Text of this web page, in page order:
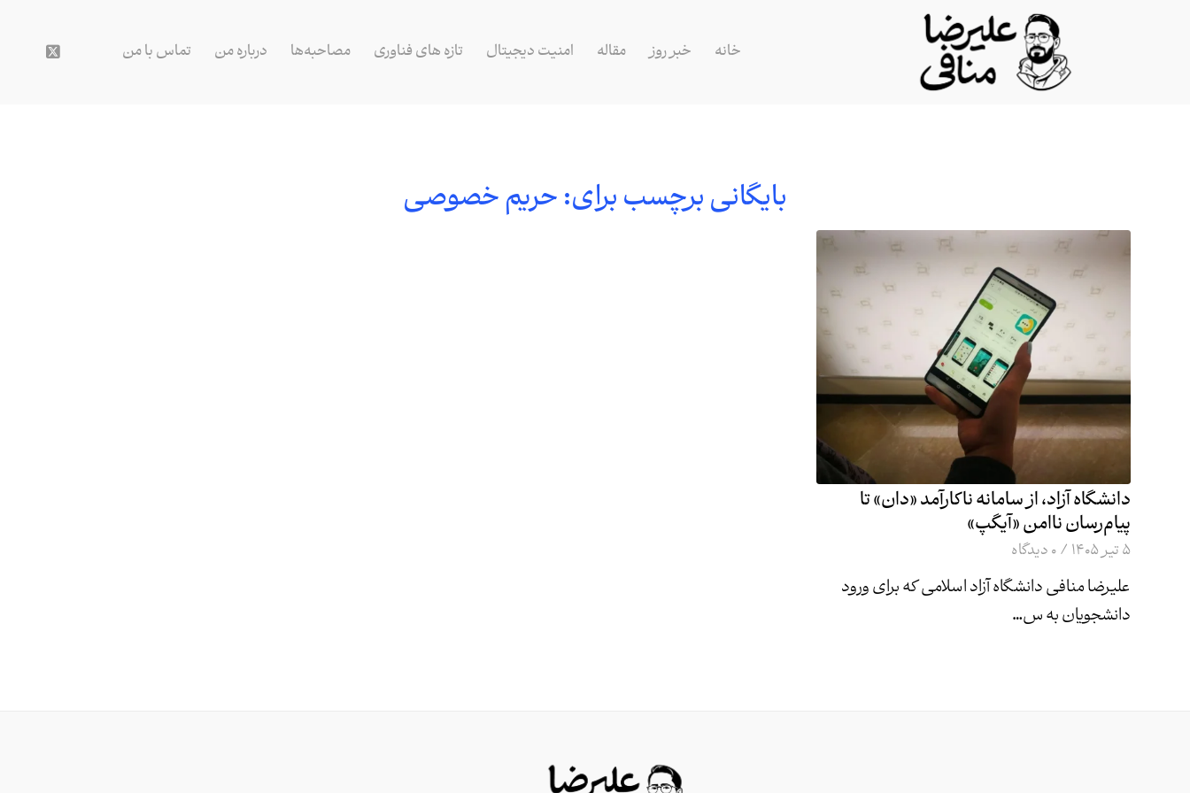
خانه خبر روز مقاله امنیت دیجیتال تازه های فناوری مصاحبه‌ها درباره من تماس با من
بایگانی برچسب برای:حریم خصوصی
دانشگاه آزاد، از سامانه ناکارآمد «دان» تا
پیام‌رسان ناامن «آیگپ»
۵ تیر ۱۴۰۵ /0 دیدگاه
علیرضا منافی دانشگاه آزاد اسلامی که برای ورود
دانشجویان به س…